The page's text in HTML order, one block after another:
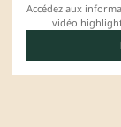
Accédez aux
vidéo